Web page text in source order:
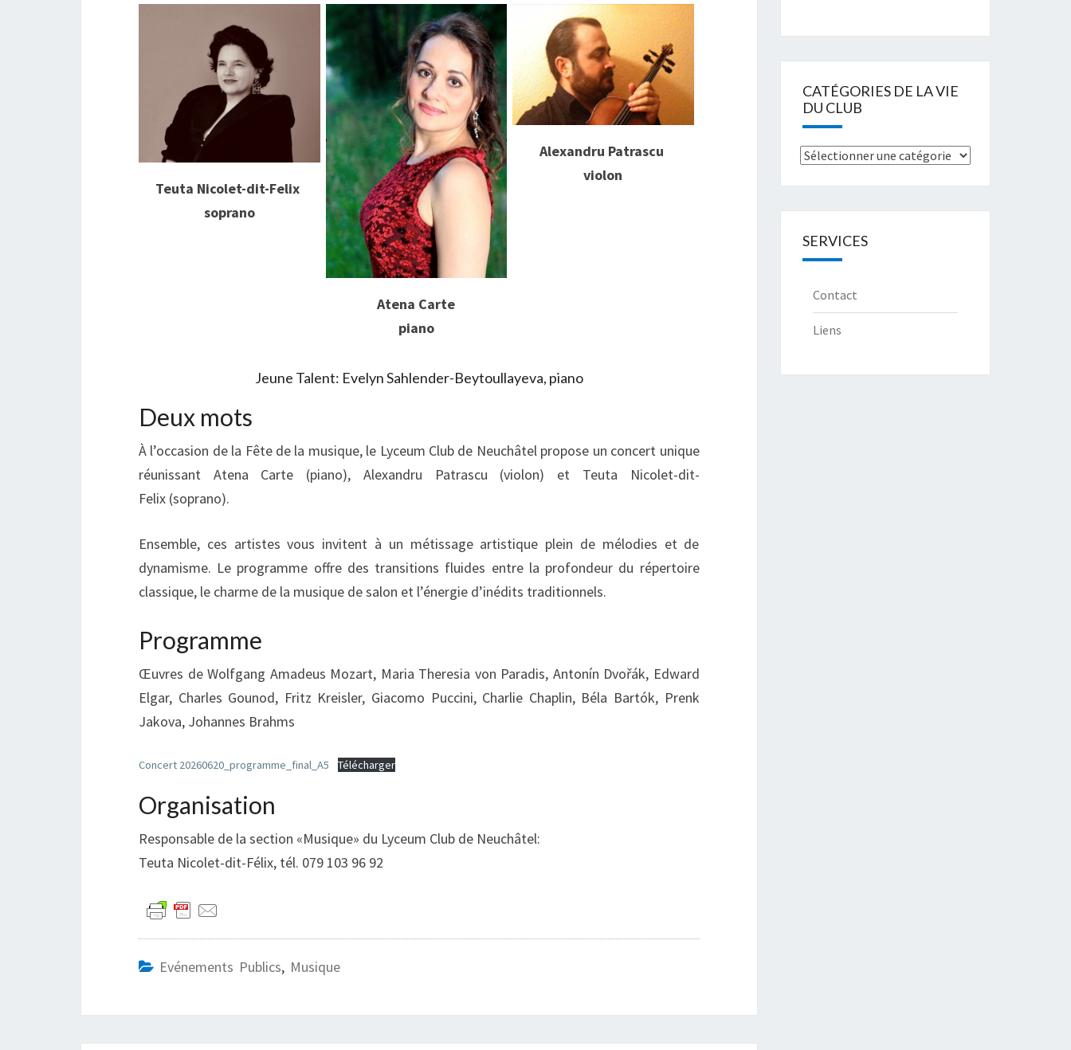
Teuta Nicolet-dit-Felix
soprano
Atena Carte
piano
Alexandru Patrascu
violon
Jeune Talent: Evelyn Sahlender-Beytoullayeva, piano
Deux mots
À l’occasion de la Fête de la musique, le Lyceum Club de Neuchâtel propose un concert unique
réunissant Atena Carte (piano), Alexandru Patrascu (violon) et Teuta Nicolet-dit-
Felix (soprano).
Ensemble, ces artistes vous invitent à un métissage artistique plein de mélodies et de
dynamisme. Le programme offre des transitions fluides entre la profondeur du répertoire
classique, le charme de la musique de salon et l’énergie d’inédits traditionnels.
Programme
Œuvres de Wolfgang Amadeus Mozart, Maria Theresia von Paradis, Antonín Dvořák, Edward
Elgar, Charles Gounod, Fritz Kreisler, Giacomo Puccini, Charlie Chaplin, Béla Bartók, Prenk
Jakova, Johannes Brahms
Concert 20260620_programme_final_A5 Télécharger
Organisation
Responsable de la section «Musique» du Lyceum Club de Neuchâtel:
Teuta Nicolet-dit-Félix, tél. 079 103 96 92
Evénements Publics, Musique
CATÉGORIES DE LA VIE
DU CLUB
Catégories
du
club
SERVICES
Contact
Liens